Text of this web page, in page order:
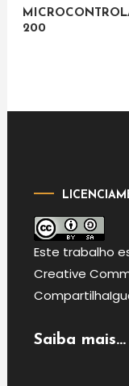
200
Este trabalho
Creative
Saiba mais...